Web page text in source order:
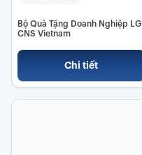
Bộ Quà Tặng Doanh Nghiệp LG
CNS Vietnam
Chi tiết